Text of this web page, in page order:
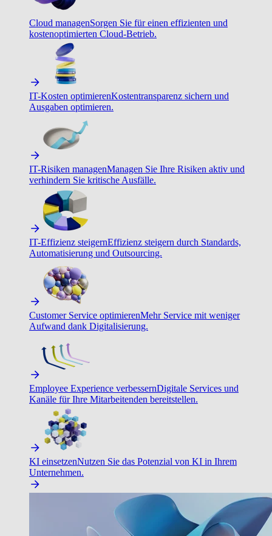
Cloud managenSorgen Sie für einen effizienten und
kostenoptimierten Cloud-Betrieb.
IT-Kosten optimierenKostentransparenz sichern und
Ausgaben optimieren.
IT-Risiken managenManagen Sie Ihre Risiken aktiv und
verhindern Sie kritische Ausfälle.
IT-Effizienz steigernEffizienz steigern durch Standards,
Automatisierung und Outsourcing.
Customer Service optimierenMehr Service mit weniger
Aufwand dank Digitalisierung.
Employee Experience verbessernDigitale Services und
Kanäle für Ihre Mitarbeitenden bereitstellen.
KI einsetzenNutzen Sie das Potenzial von KI in Ihrem
Unternehmen.